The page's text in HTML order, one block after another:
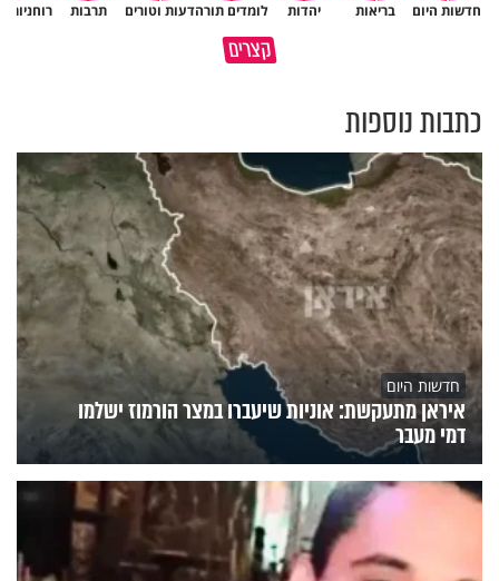
חדשות היום בריאות יהדות לומדים תורהדעות וטורים תרבות רוחניות
קצרים
ההורים שלך הם כל הברכה שלך
כתבות נוספות
חדשות היום
איראן מתעקשת: אוניות שיעברו במצר הורמוז ישלמו
דמי מעבר